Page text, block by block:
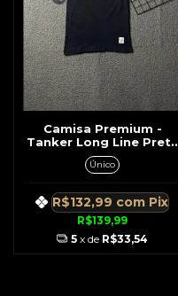
Camisa Premium -
Tanker Long Line Preta
Nome Tanker Grande Na
Costa
Único
R$139,99
R$132,99 com Pix
5 x de R$33,54